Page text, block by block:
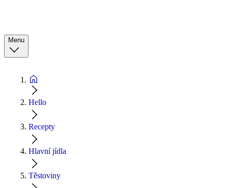
Menu
Hello
Recepty
Hlavní jídla
Těstoviny